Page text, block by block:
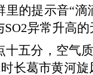
的提示音“滴
异常升高
五分，空气质
长葛市黄河旋